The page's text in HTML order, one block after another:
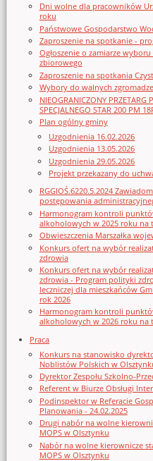
Dni wolne dla pracowników
roku
Państwowe Gospodarstwo
Zaproszenie na spotkanie -
Ogłoszenie o zamiarze
zbiorowego
Zaproszenie na spotkania
Wybory do walnych
NIEOGRANICZONY PRZETARG
SPECJALNEGO STAR 200 PM
Plan ogólny gminy
Uzgodnienia 16.02.2026
Uzgodnienia 13.05.2026
Uzgodnienia 29.05.2026
Projekt przekazany do
RGGIOŚ.6220.5.2024
postępowania
Harmonogram kontroli
alkoholowych w 2025 roku na
Obwieszczenia Marszałka
Konkurs ofert na wybór
zdrowia
Konkurs ofert na wybór
zdrowia - Program polityki
leczniczej dla mieszkańców
rok 2026
Harmonogram kontroli
alkoholowych w 2026 roku na
Praca
Konkurs na stanowisko
Noblistów Polskich w
Dyrektor Zespołu Szkolno-
Referent w Biurze Obsługi
Podinspektor w Referacie
Planowania - 24.02.2025
Drugi nabór na wolne
MOPS w Olsztynku
Nabór na wolne kierownicze
MOPS w Olsztynku